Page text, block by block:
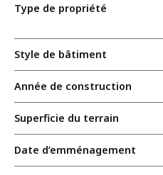
Type de propriété
Style de bâtiment
Année de construction
Superficie du terrain
Date d’emménagement